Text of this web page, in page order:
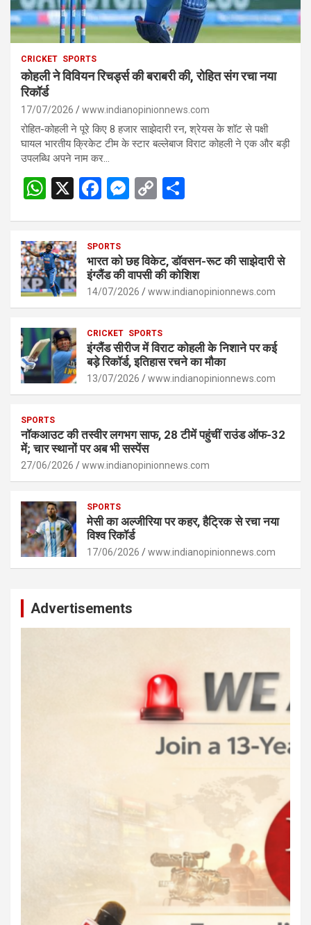
CRICKET SPORTS
कोहली ने विवियन रिचर्ड्स की बराबरी की, रोहित संग रचा नया
रिकॉर्ड
17/07/2026 www.indianopinionnews.com
रोहित-कोहली ने पूरे किए 8 हजार साझेदारी रन, श्रेयस के शॉट से पक्षी
घायल भारतीय क्रिकेट टीम के स्टार बल्लेबाज विराट कोहली ने एक और बड़ी
उपलब्धि अपने नाम कर…
W
s
A
p
p
X
F
b
o
o
M
n
g
er
C
Li
n
k
e
SPORTS
भारत को छह विकेट, डॉवसन-रूट की साझेदारी से
इंग्लैंड की वापसी की कोशिश
14/07/2026 www.indianopinionnews.com
CRICKET SPORTS
इंग्लैंड सीरीज में विराट कोहली के निशाने पर कई
बड़े रिकॉर्ड, इतिहास रचने का मौका
13/07/2026 www.indianopinionnews.com
SPORTS
नॉकआउट की तस्वीर लगभग साफ, 28 टीमें पहुंचीं राउंड ऑफ-32
में; चार स्थानों पर अब भी सस्पेंस
27/06/2026 www.indianopinionnews.com
SPORTS
मेसी का अल्जीरिया पर कहर, हैट्रिक से रचा नया
विश्व रिकॉर्ड
17/06/2026 www.indianopinionnews.com
Advertisements